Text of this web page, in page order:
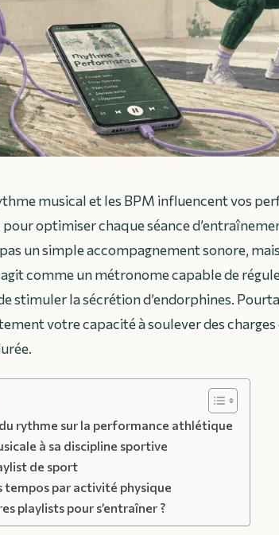
musical et les BPM influencent vos
optimiser chaque séance
un simple accompagnement sonore,
comme un métronome capable de
stimuler la sécrétion d’endorphines.
votre capacité à soulever des
rythme sur la performance athlétique
à sa discipline sportive
de sport
par activité physique
playlists pour s’entraîner ?